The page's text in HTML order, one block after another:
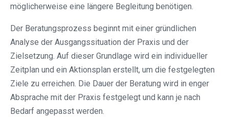
möglicherweise eine längere Begleitung benötigen.
Der Beratungsprozess beginnt mit einer gründlichen
Analyse der Ausgangssituation der Praxis und der
Zielsetzung. Auf dieser Grundlage wird ein individueller
Zeitplan und ein Aktionsplan erstellt, um die festgelegten
Ziele zu erreichen. Die Dauer der Beratung wird in enger
Absprache mit der Praxis festgelegt und kann je nach
Bedarf angepasst werden.